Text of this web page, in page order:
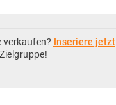
verkaufen? Inseriere jetzt